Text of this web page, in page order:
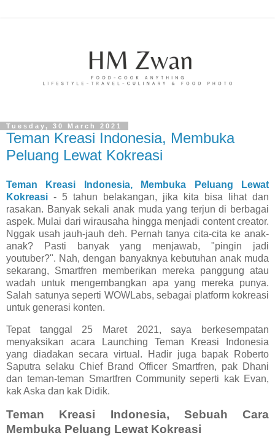
Tuesday, 30 March 2021
Teman Kreasi Indonesia, Membuka
Peluang Lewat Kokreasi
Teman Kreasi Indonesia, Membuka Peluang Lewat
Kokreasi - 5 tahun belakangan, jika kita bisa lihat dan
rasakan. Banyak sekali anak muda yang terjun di berbagai
aspek. Mulai dari wirausaha hingga menjadi content creator.
Nggak usah jauh-jauh deh. Pernah tanya cita-cita ke anak-
anak? Pasti banyak yang menjawab, "pingin jadi
youtuber?". Nah, dengan banyaknya kebutuhan anak muda
sekarang, Smartfren memberikan mereka panggung atau
wadah untuk mengembangkan apa yang mereka punya.
Salah satunya seperti WOWLabs, sebagai platform kokreasi
untuk generasi konten.
Tepat tanggal 25 Maret 2021, saya berkesempatan
menyaksikan acara Launching Teman Kreasi Indonesia
yang diadakan secara virtual. Hadir juga bapak Roberto
Saputra selaku Chief Brand Officer Smartfren, pak Dhani
dan teman-teman Smartfren Community seperti kak Evan,
kak Aska dan kak Didik.
Teman Kreasi Indonesia, Sebuah Cara
Membuka Peluang Lewat Kokreasi